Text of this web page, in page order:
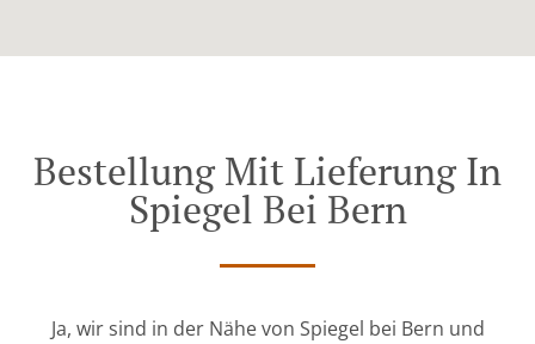
Bestellung Mit Lieferung In
Spiegel Bei Bern
Ja, wir sind in der Nähe von Spiegel bei Bern und